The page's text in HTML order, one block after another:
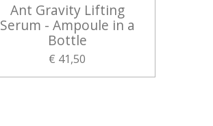
Ant Gravity Lifting
Serum - Ampoule in a
Bottle
€ 41,50